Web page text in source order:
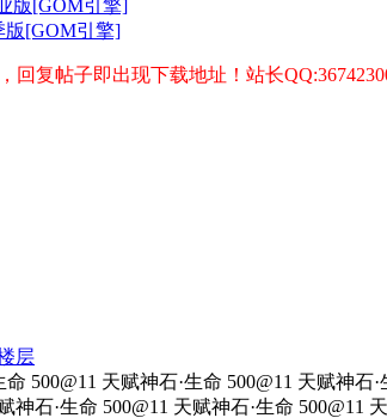
版[GOM引擎]
版[GOM引擎]
回复帖子即出现下载地址！站长
层
500@11 天赋神石·生命 500@11 天赋神
神石·生命 500@11 天赋神石·生命 500@11